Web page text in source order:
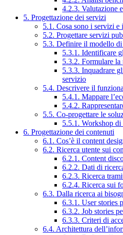
4.2.3. Valutazione
5. Progettazione dei servizi
5.1. Cosa sono i servizi e
5.2. Progettare servizi
5.3. Definire il modello
5.3.1. Identificare
5.3.2. Formulare
5.3.3. Inquadrare
servizio
5.4. Descrivere il
5.4.1. Mappare
5.4.2.
5.5. Co-progettare le
5.5.1. Workshop
6. Progettazione dei contenuti
6.1. Cos’è il content
6.2. Ricerca utente sui
6.2.1. Content
6.2.2. Dati di
6.2.3. Ricerca
6.2.4. Ricerca sui
6.3. Dalla ricerca ai
6.3.1. User stories
6.3.2. Job stories
6.3.3. Criteri di
6.4. Architettura